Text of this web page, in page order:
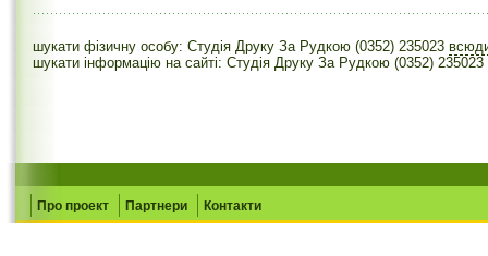
шукати фізичну особу: Студія Друку За Рудкою (0352) 235023
шукати інформацію на сайті: Студія Друку За Рудкою (0352) 235023
Про проект Партнери Контакти